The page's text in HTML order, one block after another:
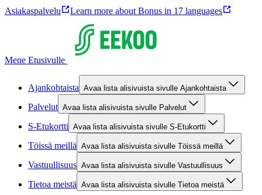
Asiakaspalvelu Learn more about Bonus in 17 languages
Mene Etusivulle
Ajankohtaista Avaa lista alisivuista sivulle Ajankohtaista
Palvelut Avaa lista alisivuista sivulle Palvelut
S-Etukortti Avaa lista alisivuista sivulle S-Etukortti
Töissä meillä Avaa lista alisivuista sivulle Töissä meillä
Vastuullisuus Avaa lista alisivuista sivulle Vastuullisuus
Tietoa meistä Avaa lista alisivuista sivulle Tietoa meistä